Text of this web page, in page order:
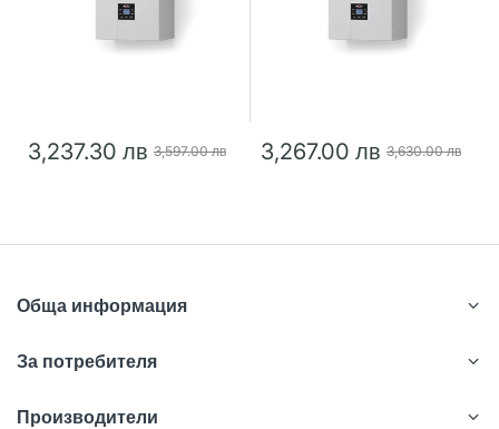
3,237.30 лв 3,597.00 лв 3,267.00 лв 3,630.00 лв
Обща информация
За потребителя
Производители